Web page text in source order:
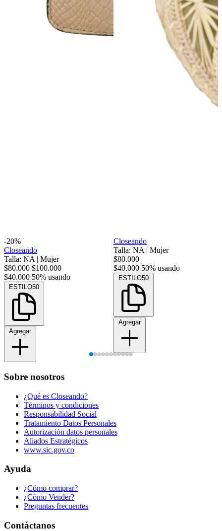
-20%
Closeando
Talla: NA | Mujer
$80.000 $100.000
$40.000 50% usando
ESTILO50
Agregar
Closeando
Talla: NA | Mujer
$80.000
$40.000 50% usando
ESTILO50
Agregar
Sobre nosotros
¿Qué es Closeando?
Términos y condiciones
Responsabilidad Social
Tratamiento Datos Personales
Autorización datos personales
Aliados Estratégicos
www.sic.gov.co
Ayuda
¿Cómo comprar?
¿Cómo Vender?
Preguntas frecuentes
Contáctanos